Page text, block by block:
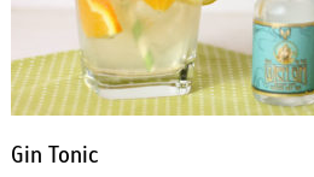
Gin Tonic